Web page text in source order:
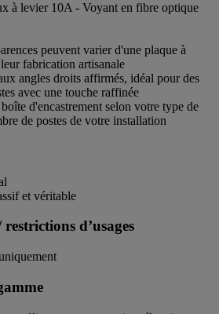
à levier 10A - Voyant en fibre optique
peuvent varier d'une plaque à
fabrication artisanale
angles droits affirmés, idéal pour des
avec une touche raffinée
d'encastrement selon votre type de
de postes de votre installation
et véritable
d’usages